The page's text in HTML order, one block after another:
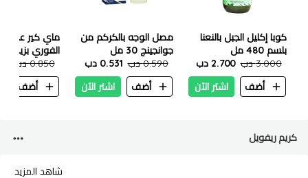
كوبا إكليل الجبل بالنعنا
بلسم 480 مل
3.000 دب
2.700 دب
أضف
اشتر الآن
مصل الوجه بالكركم من
جوانجينج 30 مل
0.590 دب
0.531 دب
أضف
اشتر الآن
ماي كير علاج
مل
0.850 دب
أضف
كريم ريفويل
شاهد المزيد